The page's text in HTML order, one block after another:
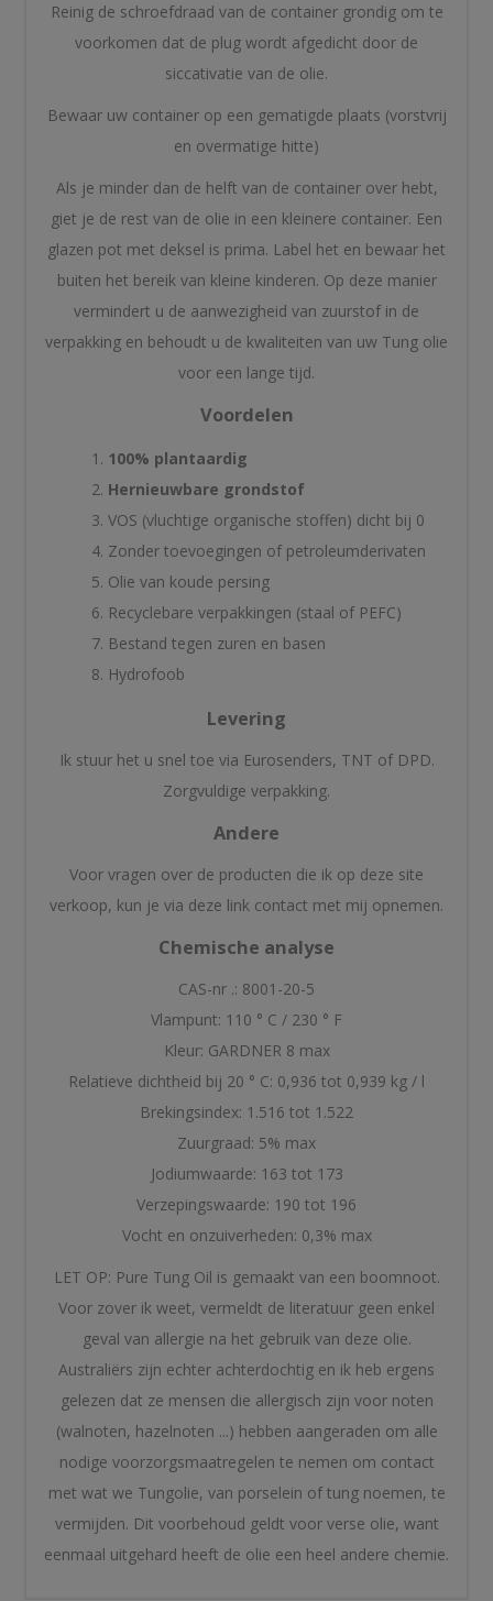
Reinig de schroefdraad van de container grondig om te
voorkomen dat de plug wordt afgedicht door de
siccativatie van de olie.
Bewaar uw container op een gematigde plaats (vorstvrij
en overmatige hitte)
Als je minder dan de helft van de container over hebt,
giet je de rest van de olie in een kleinere container. Een
glazen pot met deksel is prima. Label het en bewaar het
buiten het bereik van kleine kinderen. Op deze manier
vermindert u de aanwezigheid van zuurstof in de
verpakking en behoudt u de kwaliteiten van uw Tung olie
voor een lange tijd.
Voordelen
100% plantaardig
Hernieuwbare grondstof
VOS (vluchtige organische stoffen) dicht bij 0
Zonder toevoegingen of petroleumderivaten
Olie van koude persing
Recyclebare verpakkingen (staal of PEFC)
Bestand tegen zuren en basen
Hydrofoob
Levering
Ik stuur het u snel toe via Eurosenders, TNT of DPD.
Zorgvuldige verpakking.
Andere
Voor vragen over de producten die ik op deze site
verkoop, kun je via deze link contact met mij opnemen.
Chemische analyse
CAS-nr .: 8001-20-5
Vlampunt: 110 ° C / 230 ° F
Kleur: GARDNER 8 max
Relatieve dichtheid bij 20 ° C: 0,936 tot 0,939 kg / l
Brekingsindex: 1.516 tot 1.522
Zuurgraad: 5% max
Jodiumwaarde: 163 tot 173
Verzepingswaarde: 190 tot 196
Vocht en onzuiverheden: 0,3% max
LET OP: Pure Tung Oil is gemaakt van een boomnoot.
Voor zover ik weet, vermeldt de literatuur geen enkel
geval van allergie na het gebruik van deze olie.
Australiërs zijn echter achterdochtig en ik heb ergens
gelezen dat ze mensen die allergisch zijn voor noten
(walnoten, hazelnoten ...) hebben aangeraden om alle
nodige voorzorgsmaatregelen te nemen om contact
met wat we Tungolie, van porselein of tung noemen, te
vermijden. Dit voorbehoud geldt voor verse olie, want
eenmaal uitgehard heeft de olie een heel andere chemie.